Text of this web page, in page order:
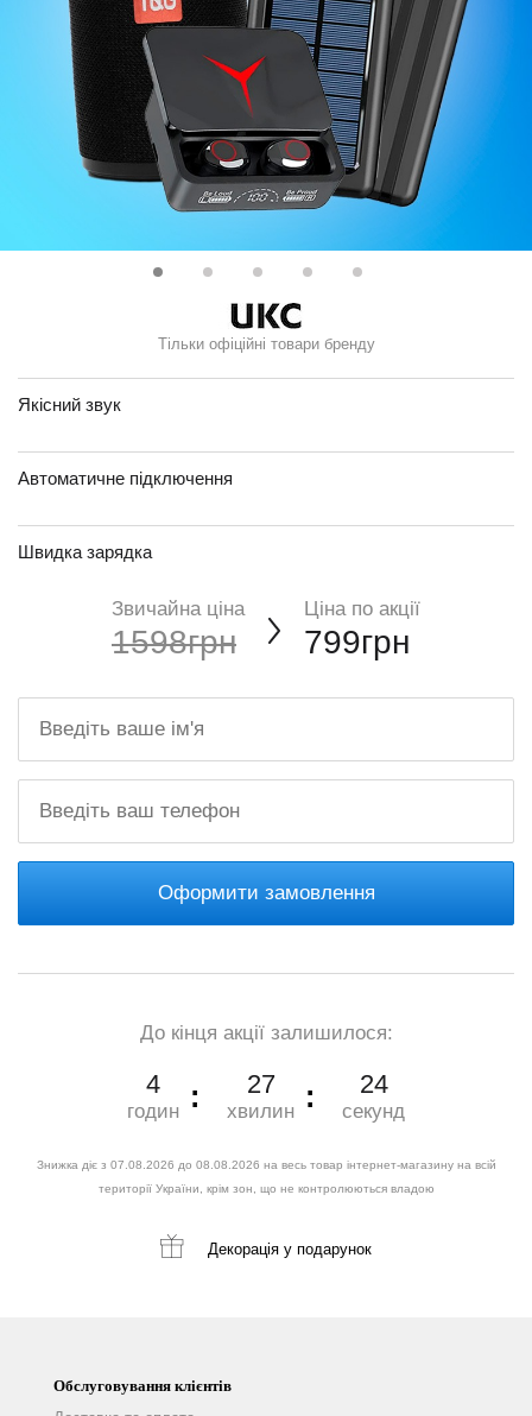
Тільки офіційні товари бренду
Якісний звук
Автоматичне підключення
Швидка зарядка
Звичайна ціна
1598грн
Ціна по акції
799грн
Оформити замовлення
До кінця акції залишилося:
4
годин
27
хвилин
22
секунд
Знижка діє з 07.08.2026 до 08.08.2026 на весь товар інтернет-магазину на всій
території України, крім зон, що не контролюються владою
Декорація у подарунок
Обслуговування клієнтів